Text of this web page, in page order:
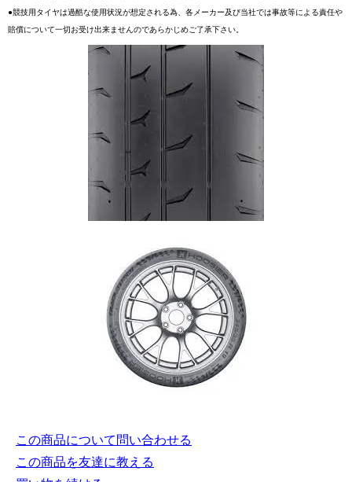
●競技用タイヤは過酷な使用状況が想定される為、各メーカー及び当社では事故等による責任や
賠償について一切お受け出来ませんのであらかじめご了承下さい。
この商品について問い合わせる
この商品を友達に教える